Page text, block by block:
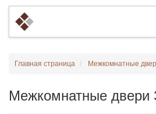
Главная страница Межкомнатные
Межкомнатные двери